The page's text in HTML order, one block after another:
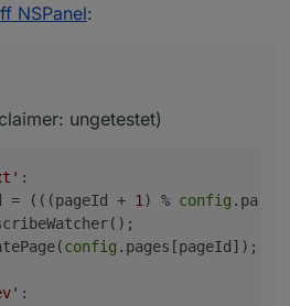
NSPanel:
ungetestet)
:
= (((pageId +
1) % config
config .pages[pageId]);
: